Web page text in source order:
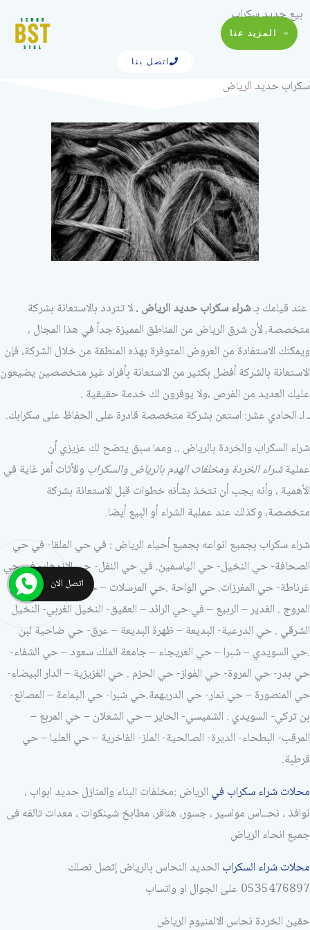
تخطي
المحتوى
المزيد عنا
بيع حديد سكراب
اتصل بنا
سكراب حديد الرياض
عند قيامك بـشراء سكراب حديد الرياض .لا تتردد بالاستعانة بشركة
متخصصة، لأن شرق الرياض من المناطق المميزة جداً في هذا المجال ،
ويمكنك الاستفادة من العروض المتوفرة بهذه المنطقة من خلال الشركة، فإن
الاستعانة بالشركة أفضل بكثير من الاستعانة بأفراد غير متخصصين يضيعون
عليك العديد من الفرص ،ولا يوفرون لك خدمة حقيقية .
ـ اـ الحادي عشر: استعن بشركة متخصصة قادرة على الحفاظ على سكرابك.
شراء السكراب والخردة بالرياض .. ومما سبق يتضح لك عزيزي أن
عمليةشراء الخردة ومخلفات الهدم بالرياض والسكراب والأثاث أمر غاية في
الأهمية ، وأنه يجب أن تتخذ بشأنه خطوات قبل الاستعانة بشركة
متخصصة، وكذلك عند عملية الشراء أو البيع أيضا.
شراء سكراب بجميع انواعه بجميع أحياء الرياض : في حي الملقا- في حي
الصحافة- حي النخيل- حي الياسمين. في حي النفل- حي الازدهار- في حي
غرناطة- حي المغرزات. حي الواحة .حي المرسلات – حي الورود – في حي
المروج . الغدير – الربيع – في حي الرائد – العقيق- النخيل الغربي- النخيل
الشرقي . حي الدرعية- البديعة – ظهرة البديعة – عرق- حي ضاحية لبن
.حي السويدي – شبرا – حي العريجاء – جامعة الملك سعود – حي الشفاء-
حي بدر- حي المروة- حي الفواز- حي الحزم . حي الغزيزية – الدار البيضاء-
حي المنصورة – حي نمار- حي الدريهمة.حي شبرا- حي اليمامة – المصانع-
بن تركي- السويدي . الشميسي- الحاير – حي الشعلان – حي المربع –
المرقب- البطحاء- الديرة- الصالحية- الملز- الفاخرية – حي العليا – حي
قرطبة.
محلات شراء سكراب في الرياض :مخلفات البناء والمنازل حديد ابواب ،
نوافذ ، نحــاس مواسير ، جسور، هناقر، مطابخ شينكوات ، معدات تالفه فى
جميع انحاء الرياض
محلات شراء السكراب الحديد النحاس بالرياض إتصل نصلك
0535476897 على الجوال او واتساب
حقين الخردة نحاس الالمنيوم الرياض
اتصل الان